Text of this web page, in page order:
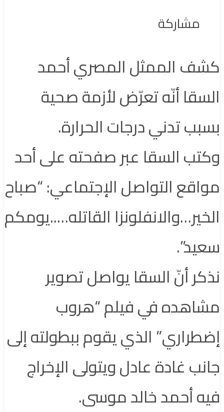
مشاركة
كشف الممثل المصري أحمد
السقا أنّه تعرّض لأزمة صحية
بسبب تدني درجات الحرارة.
وكتب السقا عبر صفحته على أحد
مواقع التواصل الإجتماعي: “صباح
الخير…والانفلونزا القاتله…..يومكم
سعيد”.
نذكر أنّ السقا يواصل تصوير
مشاهده في فيلم “هروب
إضطراري” الذي يقوم ببطولته إلى
جانب غادة عادل ويتولى الإخراج
فيه أحمد خالد موسى.